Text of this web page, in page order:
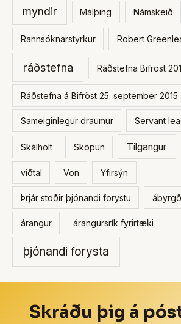
myndir Málþing Námskeið
Rannsóknarstyrkur Robert
ráðstefna Ráðstefna Bifröst
Ráðstefna á Bifröst 25. september 2015
Sameiginlegur draumur Servant
Skálholt Sköpun Tilgangur
viðtal Von Yfirsýn
Þrjár stoðir þjónandi forystu
árangur árangursrík fyrirtæki
þjónandi forysta
Skráðu þig á